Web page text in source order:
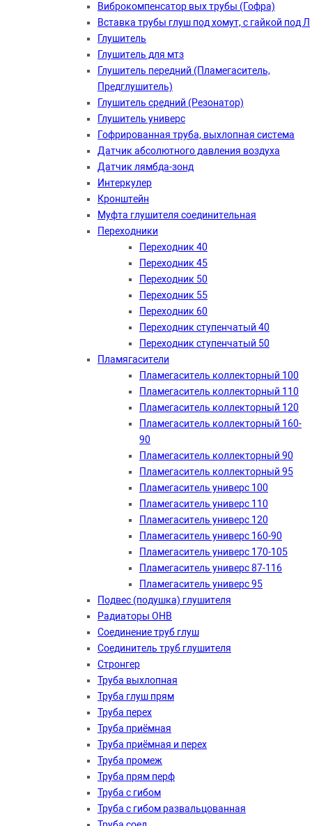
Виброкомпенсатор вых трубы (Гофра)
Вставка трубы глуш под хомут, с гайкой под Л
Глушитель
Глушитель для мтз
Глушитель передний (Пламегаситель,
Предглушитель)
Глушитель средний (Резонатор)
Глушитель универс
Гофрированная труба, выхлопная система
Датчик абсолютного давления воздуха
Датчик лямбда-зонд
Интеркулер
Кронштейн
Муфта глушителя соединительная
Переходники
Переходник 40
Переходник 45
Переходник 50
Переходник 55
Переходник 60
Переходник ступенчатый 40
Переходник ступенчатый 50
Пламягасители
Пламегаситель коллекторный 100
Пламегаситель коллекторный 110
Пламегаситель коллекторный 120
Пламегаситель коллекторный 160-
90
Пламегаситель коллекторный 90
Пламегаситель коллекторный 95
Пламегаситель универс 100
Пламегаситель универс 110
Пламегаситель универс 120
Пламегаситель универс 160-90
Пламегаситель универс 170-105
Пламегаситель универс 87-116
Пламегаситель универс 95
Подвес (подушка) глушителя
Радиаторы ОНВ
Соединение труб глуш
Соединитель труб глушителя
Стронгер
Труба выхлопная
Труба глуш прям
Труба перех
Труба приёмная
Труба приёмная и перех
Труба промеж
Труба прям перф
Труба с гибом
Труба с гибом развальцованная